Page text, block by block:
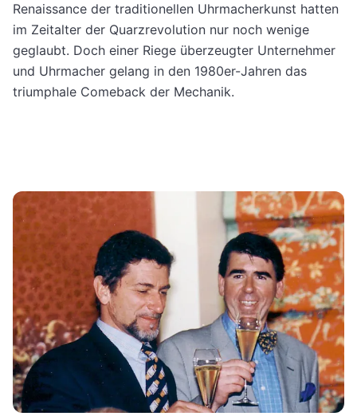
Renaissance der traditionellen Uhrmacherkunst hatten
im Zeitalter der Quarzrevolution nur noch wenige
geglaubt. Doch einer Riege überzeugter Unternehmer
und Uhrmacher gelang in den 1980er-Jahren das
triumphale Comeback der Mechanik.